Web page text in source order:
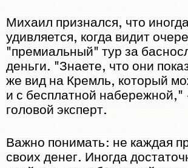
Михаил признался, что
удивляется, когда видит
"премиальный" тур за
деньги. "Знаете, что они
же вид на Кремль, который
и с бесплатной набережной,"
головой эксперт.
Важно понимать: не каждая
своих денег. Иногда